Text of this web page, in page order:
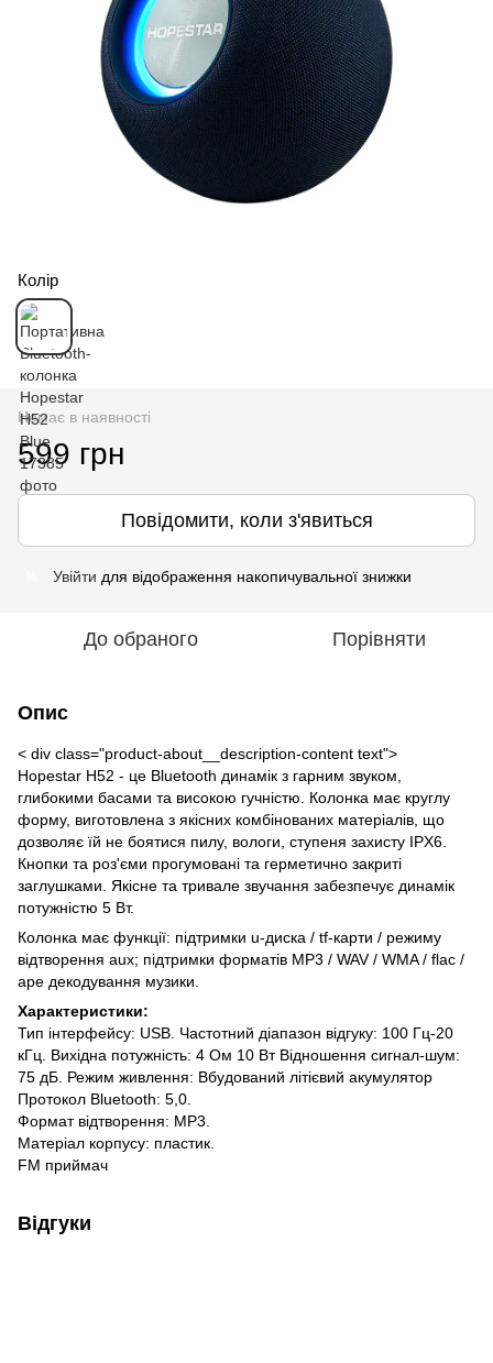
Колір
Немає в наявності
599 грн
Повідомити, коли з'явиться
Увійти для відображення накопичувальної знижки
До обраного Порівняти
Опис
< div class="product-about__description-content text">
Hopestar H52 - це Bluetooth динамік з гарним звуком,
глибокими басами та високою гучністю. Колонка має круглу
форму, виготовлена з якісних комбінованих матеріалів, що
дозволяє їй не боятися пилу, вологи, ступеня захисту IPX6.
Кнопки та роз'єми прогумовані та герметично закриті
заглушками. Якісне та тривале звучання забезпечує динамік
потужністю 5 Вт.
Колонка має функції: підтримки u-диска / tf-карти / режиму
відтворення aux; підтримки форматів MP3 / WAV / WMA / flac /
ape декодування музики.
Характеристики:
Тип інтерфейсу: USB. Частотний діапазон відгуку: 100 Гц-20
кГц. Вихідна потужність: 4 Ом 10 Вт Відношення сигнал-шум:
75 дБ. Режим живлення: Вбудований літієвий акумулятор
Протокол Bluetooth: 5,0.
Формат відтворення: MP3.
Матеріал корпусу: пластик.
FM приймач
Відгуки